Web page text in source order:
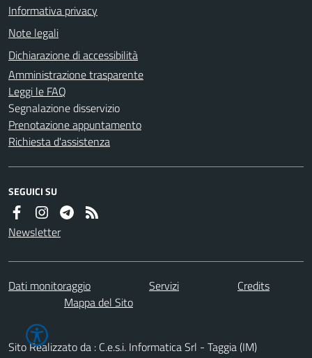
Informativa privacy
Note legali
Dichiarazione di accessibilità
Amministrazione trasparente
Leggi le FAQ
Segnalazione disservizio
Prenotazione appuntamento
Richiesta d'assistenza
SEGUICI SU
Newsletter
Dati monitoraggio Servizi
Credits
Mappa del Sito
Sito Realizzato da : C.e.s.i. Informatica Srl - Taggia (IM)